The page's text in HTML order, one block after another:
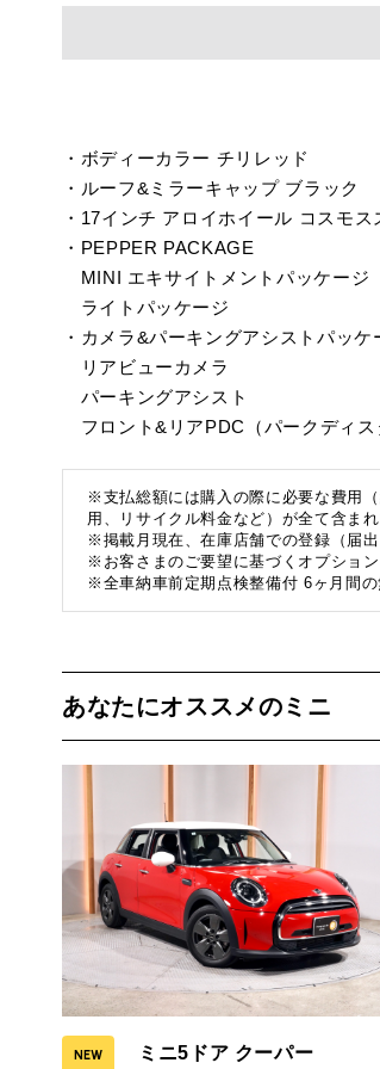
・ボディーカラー チリレッド
・ルーフ&ミラーキャップ ブラック
・17インチ アロイホイール コスモス
・PEPPER PACKAGE
MINI エキサイトメントパッケージ
ライトパッケージ
・カメラ&パーキングアシストパッケ
リアビューカメラ
パーキングアシスト
フロント&リアPDC（パークディス
※支払総額には購入の際に必要な費用
用、リサイクル料金など）が全て含まれ
※掲載月現在、在庫店舗での登録（届
※お客さまのご要望に基づくオプショ
※全車納車前定期点検整備付 6ヶ月間
あなたにオススメのミニ
NEW ミニ5ドア クーパー